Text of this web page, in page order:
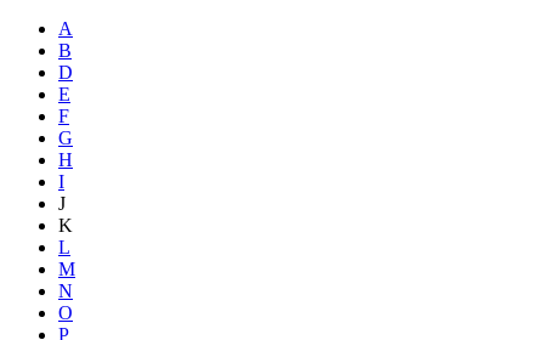
A
B
D
E
F
G
H
I
J
K
L
M
N
O
P